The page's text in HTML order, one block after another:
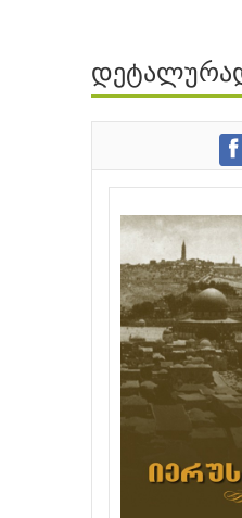
ავტორები
გამომცემლობები